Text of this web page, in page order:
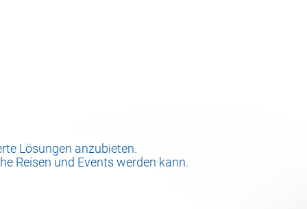
Lösungen anzubieten.
Reisen und Events werden kann.